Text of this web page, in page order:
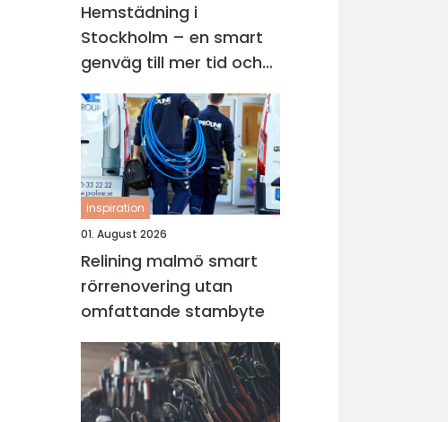
Hemstädning i
Stockholm – en smart
genväg till mer tid och
lugn i vardagen
inspiration
01. August 2026
Relining malmö smart
rörrenovering utan
omfattande stambyte